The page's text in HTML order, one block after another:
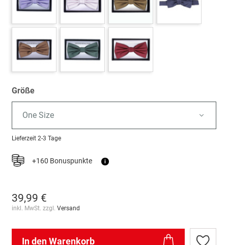
Größe
One Size
Lieferzeit 2-3 Tage
+160 Bonuspunkte i
39,99 €
inkl. MwSt. zzgl. Versand
In den Warenkorb